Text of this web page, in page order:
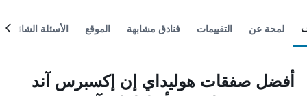
لمحة عن التقييمات فنادق مشابهة الموقع الأسئلة الشائعة
أفضل صفقات هوليداي إن إكسبرس آند